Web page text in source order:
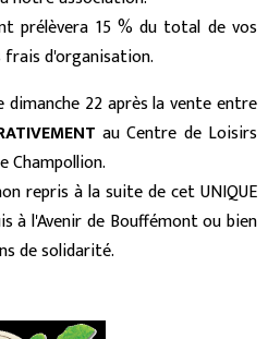
prélèvera 15 % du total de vos
d'organisation.
dimanche 22 après la vente entre
au Centre de Loisirs
Champollion.
repris à la suite de cet UNIQUE
à l'Avenir de Bouffémont ou bien
de solidarité.